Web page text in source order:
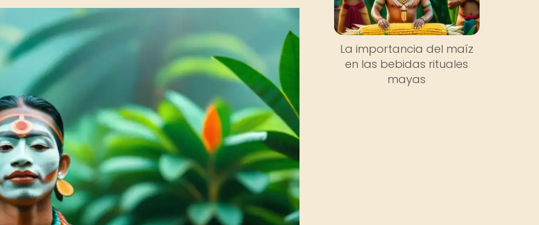
La importancia del maíz
en las bebidas rituales
mayas